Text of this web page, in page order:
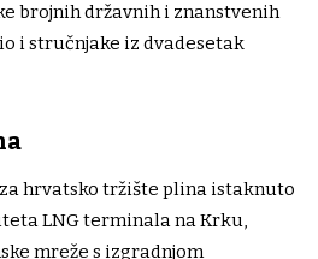
brojnih državnih i znanstvenih
i stručnjake iz dvadesetak
hrvatsko tržište plina istaknuto
LNG terminala na Krku,
mreže s izgradnjom